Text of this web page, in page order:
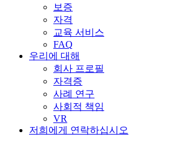
보증
자격
교육 서비스
FAQ
우리에 대해
회사 프로필
자격증
사례 연구
사회적 책임
VR
저희에게 연락하십시오